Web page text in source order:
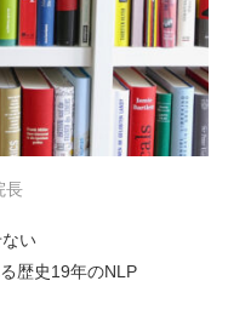
長
い
歴史19年のNLP